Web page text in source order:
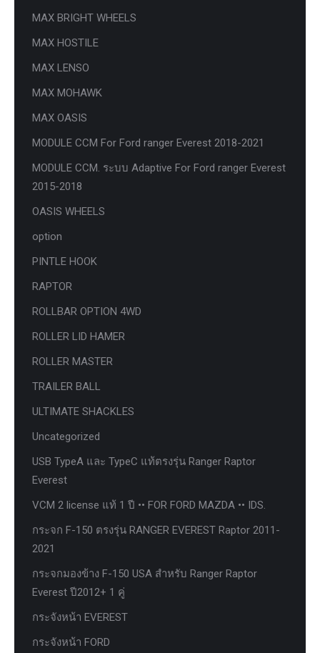
MAX BRIGHT WHEELS
MAX HOSTILE
MAX LENSO
MAX MOHAWK
MAX OASIS
MODULE CCM For Ford ranger Everest 2018-2021
MODULE CCM. ระบบ Adaptive For Ford ranger Everest
2015-2018
OASIS WHEELS
option
PINTLE HOOK
RAPTOR
ROLLBAR OPTION 4WD
ROLLER LID HAMER
ROLLER MASTER
TRAILER BALL
ULTIMATE SHACKLES
Uncategorized
USB TypeA และ TypeC แท้ตรงรุ่น Ranger Raptor
Everest
VCM 2 license แท้ 1 ปี •• FOR FORD MAZDA •• IDS.
กระจก F-150 ตรงรุ่น RANGER EVEREST Raptor 2011-
2021
กระจกมองข้าง F-150 USA สำหรับ Ranger Raptor
Everest ปี2012+ 1 คู่
กระจังหน้า EVEREST
กระจังหน้า FORD